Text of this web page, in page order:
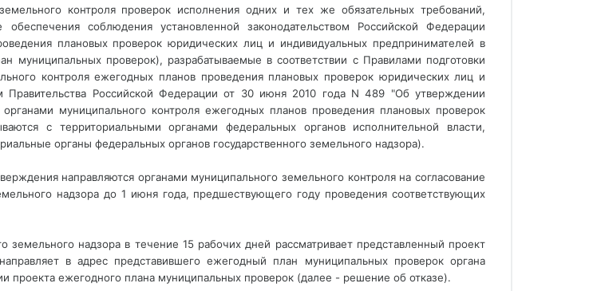
контроля проверок исполнения одних и тех же обязательных требований,
соблюдения установленной законодательством Российской Федерации
плановых проверок юридических лиц и индивидуальных предпринимателей в
муниципальных проверок), разрабатываемые в соответствии с Правилами подготовки
контроля ежегодных планов проведения плановых проверок юридических лиц и
Правительства Российской Федерации от 30 июня 2010 года N 489 "Об утверждении
муниципального контроля ежегодных планов проведения плановых проверок
с территориальными органами федеральных органов исполнительной власти,
органы федеральных органов государственного земельного надзора).
направляются органами муниципального земельного контроля на согласование
надзора до 1 июня года, предшествующего году проведения соответствующих
земельного надзора в течение 15 рабочих дней рассматривает представленный проект
в адрес представившего ежегодный план муниципальных проверок органа
проекта ежегодного плана муниципальных проверок (далее - решение об отказе).